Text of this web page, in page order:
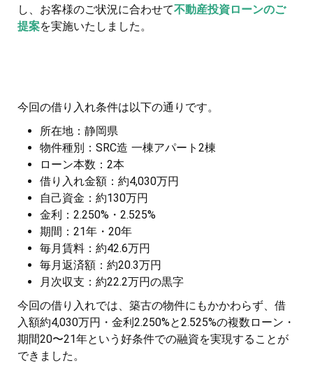
し、お客様のご状況に合わせて不動産投資ローンのご
提案を実施いたしました。
今回の借り入れ条件は以下の通りです。
所在地：静岡県
物件種別：SRC造 一棟アパート2棟
ローン本数：2本
借り入れ金額：約4,030万円
自己資金：約130万円
金利：2.250%・2.525%
期間：21年・20年
毎月賃料：約42.6万円
毎月返済額：約20.3万円
月次収支：約22.2万円の黒字
今回の借り入れでは、築古の物件にもかかわらず、借
入額約4,030万円・金利2.250%と2.525%の複数ローン・
期間20〜21年という好条件での融資を実現することが
できました。